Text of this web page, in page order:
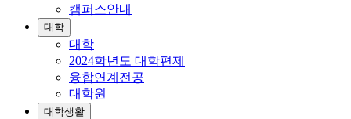
캠퍼스안내
대학
대학
2024학년도 대학편제
융합연계전공
대학원
대학생활